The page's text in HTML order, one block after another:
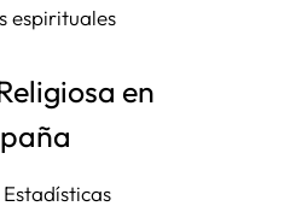
espirituales
en